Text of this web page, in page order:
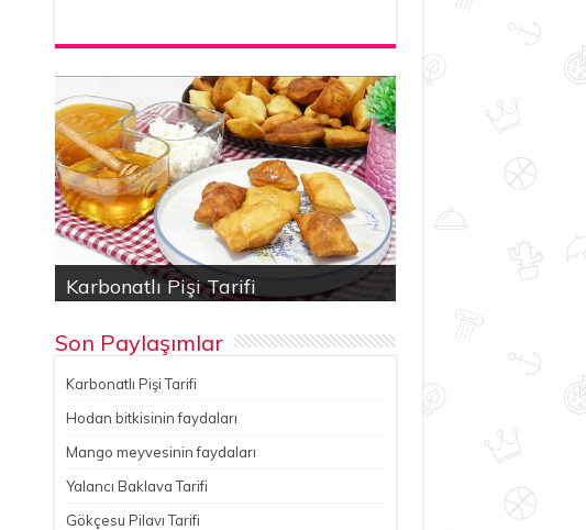
Karbonatlı Pişi Tarifi
Hodan bitkisinin faydaları
Yalancı Baklava Tarifi
Gökçesu Pilavı Tarifi
Nohutlu kereviz yemeği
Son Paylaşımlar
Karbonatlı Pişi Tarifi
Hodan bitkisinin faydaları
Mango meyvesinin faydaları
Yalancı Baklava Tarifi
Gökçesu Pilavı Tarifi